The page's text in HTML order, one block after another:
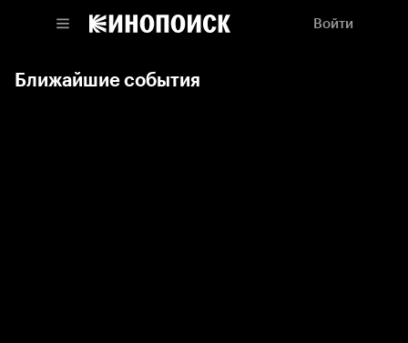
Войти
Ближайшие события